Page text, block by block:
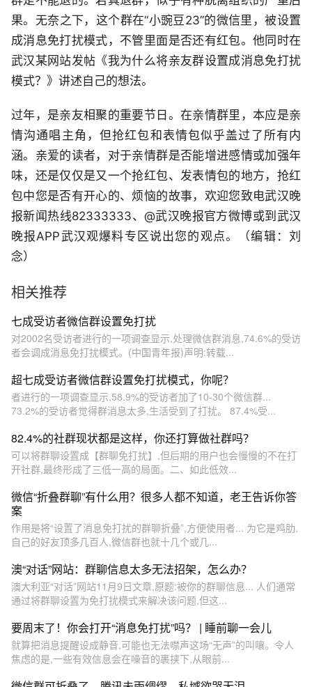
果。无奈之下，这个群在“小豌豆23”的微信里，被设置
成消息免打扰模式，不管里面是否还有红包。他同时在
武汉某网站发帖《我为什么将亲友群设置成消息免打扰
模式？》讲述自己的想法。
过年，是亲友相聚的重要节日。在亲情群里，本应是亲
情沟通唱主角，但抢红包和表情包似乎盖过了所有内
涵。亲爱的读者，对于亲情群是否能增进感情或加强年
味，还是仅仅是又一个抢红包、发表情包的地方，抢红
包中您是否有开心的、烦恼的故事，欢迎您致电武汉晚
报新闻热线82333333、@武汉晚报官方微博或到武汉
晚报APP武汉观爆料专区说出您的观点。（编辑：刘
念）
相关推荐
七成受访者微信群设置免打扰
对2002名受访者进行的一项调查显示,处理微信群消息,74.6%的受访
者会调成消息免打扰模式。(中国青年报)声明:转载...
超七成受访者微信群设置免打扰模式，你呢？
者进行的一项调查显示,58.9%的受访者加了10-30个微信群...
73.2%的受访者觉得群消息太多,生活受到了打扰。 87.4%受...
82.4%的社群现状都是这样，你还打算做社群吗？
可以将群聊设置成【群聊免打扰】,但后期的用户也会慢慢的不在打
开社群,最终形成了三低一高的局面。二、如此低效...
微信“折叠群聊”有什么用？很多人都不知道，老王告诉你答
案
作用是将“设置了消息免打扰的群聊折叠”,方便使用者... 为它是鸡肋,
自己的好友顶多几百人,微信群也就十几个或几...
澳“对话”网站：群聊信息太多无法招架，怎么办？
澳大利亚“对话”网站11月9日文章,原题:被你的群聊信息... 人们通常
通过将群聊设置为免打扰模式来解决该问题,但这...
要周末了！你会打开“消息免打扰”吗？ | 睡前聊一会儿
就算把消息提醒设成静音,可能也无法噤声这场“无声”的叫嚷。令人
焦虑的是,一些有效信息会在噪音的裹挟下,从眼前...